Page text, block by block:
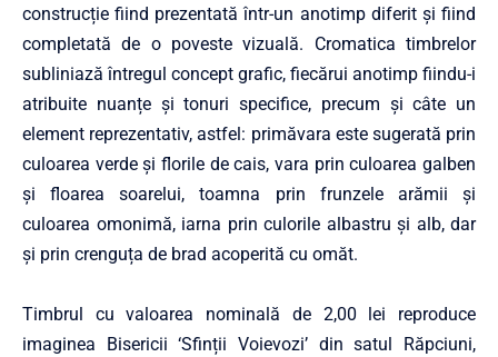
construcție fiind prezentată într-un anotimp diferit și fiind
completată de o poveste vizuală. Cromatica timbrelor
subliniază întregul concept grafic, fiecărui anotimp fiindu-i
atribuite nuanțe și tonuri specifice, precum și câte un
element reprezentativ, astfel: primăvara este sugerată prin
culoarea verde și florile de cais, vara prin culoarea galben
și floarea soarelui, toamna prin frunzele arămii și
culoarea omonimă, iarna prin culorile albastru și alb, dar
și prin crenguța de brad acoperită cu omăt.
Timbrul cu valoarea nominală de 2,00 lei reproduce
imaginea Bisericii ‘Sfinții Voievozi’ din satul Răpciuni,